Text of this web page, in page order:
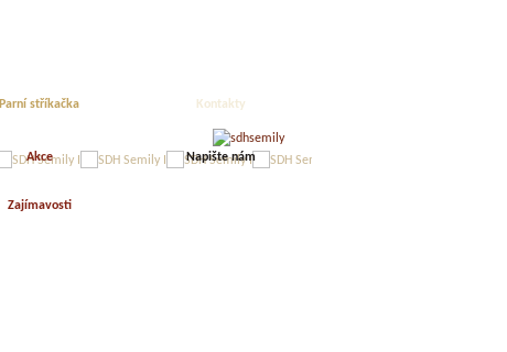
Parní stříkačka
Akce
Zajímavosti
Kontakty
Napište nám